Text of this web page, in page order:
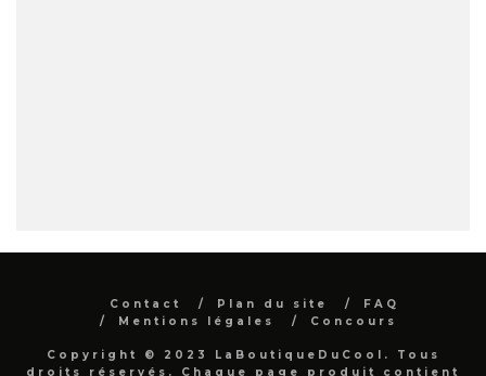
Contact Plan du site
FAQ
Mentions légales
Concours
Copyright © 2023 LaBoutiqueDuCool. Tous
droits réservés. Chaque page produit contient